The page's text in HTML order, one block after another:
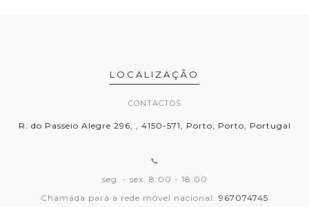
LOCALIZAÇÃO
CONTACTOS
R. do Passeio Alegre 296, , 4150-571, Porto, Porto, Portugal
📞
seg. - sex. 8:00 - 18:00
Chamada para a rede móvel nacional: 967074745